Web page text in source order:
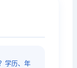
学历、年